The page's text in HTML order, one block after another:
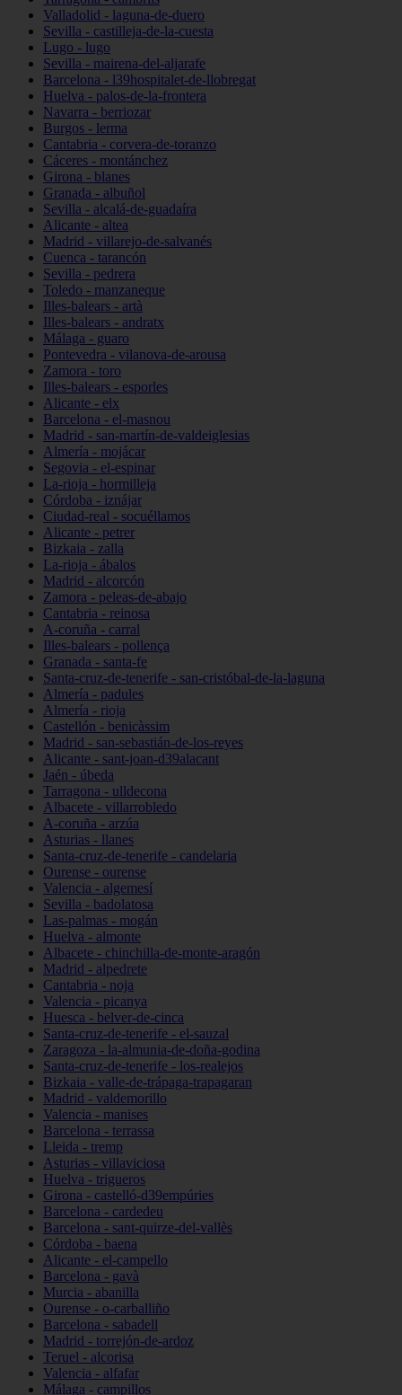
Valladolid - laguna-de-duero
Sevilla - castilleja-de-la-cuesta
Lugo - lugo
Sevilla - mairena-del-aljarafe
Barcelona - l39hospitalet-de-llobregat
Huelva - palos-de-la-frontera
Navarra - berriozar
Burgos - lerma
Cantabria - corvera-de-toranzo
Cáceres - montánchez
Girona - blanes
Granada - albuñol
Sevilla - alcalá-de-guadaíra
Alicante - altea
Madrid - villarejo-de-salvanés
Cuenca - tarancón
Sevilla - pedrera
Toledo - manzaneque
Illes-balears - artà
Illes-balears - andratx
Málaga - guaro
Pontevedra - vilanova-de-arousa
Zamora - toro
Illes-balears - esporles
Alicante - elx
Barcelona - el-masnou
Madrid - san-martín-de-valdeiglesias
Almería - mojácar
Segovia - el-espinar
La-rioja - hormilleja
Córdoba - iznájar
Ciudad-real - socuéllamos
Alicante - petrer
Bizkaia - zalla
La-rioja - ábalos
Madrid - alcorcón
Zamora - peleas-de-abajo
Cantabria - reinosa
A-coruña - carral
Illes-balears - pollença
Granada - santa-fe
Santa-cruz-de-tenerife - san-cristóbal-de-la-laguna
Almería - padules
Almería - rioja
Castellón - benicàssim
Madrid - san-sebastián-de-los-reyes
Alicante - sant-joan-d39alacant
Jaén - úbeda
Tarragona - ulldecona
Albacete - villarrobledo
A-coruña - arzúa
Asturias - llanes
Santa-cruz-de-tenerife - candelaria
Ourense - ourense
Valencia - algemesí
Sevilla - badolatosa
Las-palmas - mogán
Huelva - almonte
Albacete - chinchilla-de-monte-aragón
Madrid - alpedrete
Cantabria - noja
Valencia - picanya
Huesca - belver-de-cinca
Santa-cruz-de-tenerife - el-sauzal
Zaragoza - la-almunia-de-doña-godina
Santa-cruz-de-tenerife - los-realejos
Bizkaia - valle-de-trápaga-trapagaran
Madrid - valdemorillo
Valencia - manises
Barcelona - terrassa
Lleida - tremp
Asturias - villaviciosa
Huelva - trigueros
Girona - castelló-d39empúries
Barcelona - cardedeu
Barcelona - sant-quirze-del-vallès
Córdoba - baena
Alicante - el-campello
Barcelona - gavà
Murcia - abanilla
Ourense - o-carballiño
Barcelona - sabadell
Madrid - torrejón-de-ardoz
Teruel - alcorisa
Valencia - alfafar
Málaga - campillos